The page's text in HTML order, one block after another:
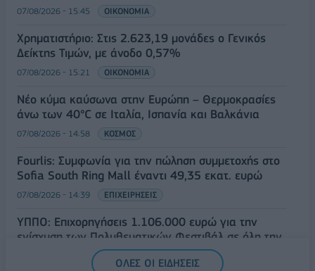
07/08/2026 - 15:45 ΟΙΚΟΝΟΜΙΑ
Χρηματιστήριο: Στις 2.623,19 μονάδες ο Γενικός
Δείκτης Τιμών, με άνοδο 0,57%
07/08/2026 - 15:21 ΟΙΚΟΝΟΜΙΑ
Νέο κύμα καύσωνα στην Ευρώπη – Θερμοκρασίες
άνω των 40°C σε Ιταλία, Ισπανία και Βαλκάνια
07/08/2026 - 14:58 ΚΟΣΜΟΣ
Fourlis: Συμφωνία για την πώληση συμμετοχής στο
Sofia South Ring Mall έναντι 49,35 εκατ. ευρώ
07/08/2026 - 14:39 ΕΠΙΧΕΙΡΗΣΕΙΣ
ΥΠΠΟ: Επιχορηγήσεις 1.106.000 ευρώ για την
ενίσχυση των Πολυθεματικών Φεστιβάλ σε όλη την
ΟΛΕΣ ΟΙ ΕΙΔΗΣΕΙΣ